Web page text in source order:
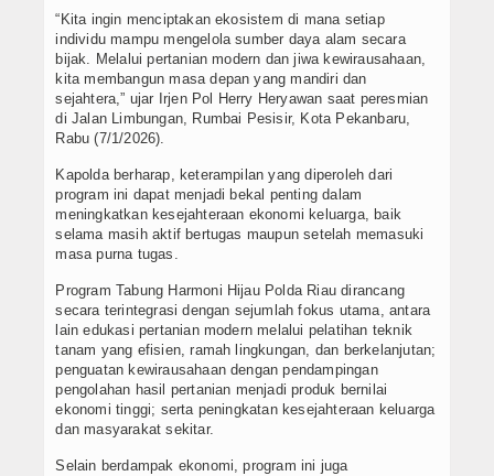
“Kita ingin menciptakan ekosistem di mana setiap
individu mampu mengelola sumber daya alam secara
bijak. Melalui pertanian modern dan jiwa kewirausahaan,
kita membangun masa depan yang mandiri dan
sejahtera,” ujar Irjen Pol Herry Heryawan saat peresmian
di Jalan Limbungan, Rumbai Pesisir, Kota Pekanbaru,
Rabu (7/1/2026).
Kapolda berharap, keterampilan yang diperoleh dari
program ini dapat menjadi bekal penting dalam
meningkatkan kesejahteraan ekonomi keluarga, baik
selama masih aktif bertugas maupun setelah memasuki
masa purna tugas.
Program Tabung Harmoni Hijau Polda Riau dirancang
secara terintegrasi dengan sejumlah fokus utama, antara
lain edukasi pertanian modern melalui pelatihan teknik
tanam yang efisien, ramah lingkungan, dan berkelanjutan;
penguatan kewirausahaan dengan pendampingan
pengolahan hasil pertanian menjadi produk bernilai
ekonomi tinggi; serta peningkatan kesejahteraan keluarga
dan masyarakat sekitar.
Selain berdampak ekonomi, program ini juga